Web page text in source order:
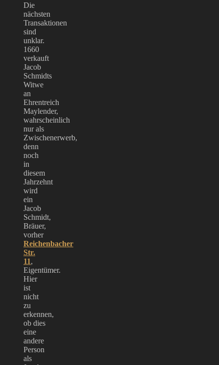
Die
nächsten
Transaktionen
sind
unklar.
1660
verkauft
Jacob
Schmidts
Witwe
an
Ehrentreich
Maylender,
wahrscheinlich
nur als
Zwischenerwerb,
denn
noch
in
diesem
Jahrzehnt
wird
ein
Jacob
Schmidt,
Bräuer,
vorher
Reichenbacher
Str.
11,
Eigentümer.
Hier
ist
nicht
zu
erkennen,
ob dies
eine
andere
Person
als